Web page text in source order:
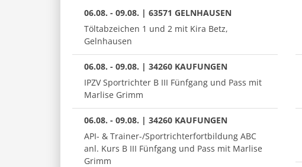
06.08. - 09.08. | 63571 GELNHAUSEN
Töltabzeichen 1 und 2 mit Kira Betz,
Gelnhausen
06.08. - 09.08. | 34260 KAUFUNGEN
IPZV Sportrichter B III Fünfgang und Pass mit
Marlise Grimm
06.08. - 09.08. | 34260 KAUFUNGEN
API- & Trainer-/Sportrichterfortbildung ABC
anl. Kurs B III Fünfgang und Pass mit Marlise
Grimm